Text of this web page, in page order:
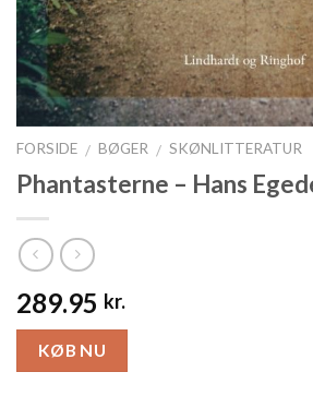
FORSIDE / BØGER / SKØNLITTERATUR
Phantasterne – Hans
289.95 kr.
KØB NU